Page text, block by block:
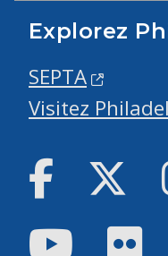
Explorez
SEPTA
Visitez
Facebook
Youtube